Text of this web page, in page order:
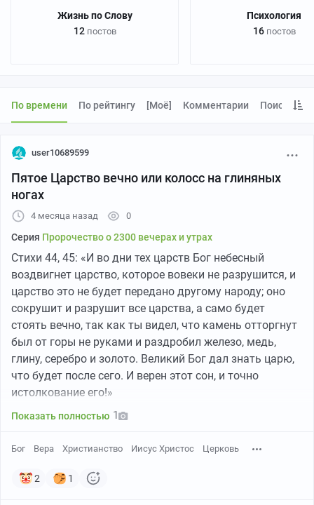
Жизнь по Слову
12постов
Психология
16постов
По времени По рейтингу [моё] Комментарии Поиск
user10689599
Пятое Царство вечно или колосс на глиняных
ногах
4 месяца назад 0
Серия Пророчество о 2300 вечерах и утрах
Стихи 44, 45: «И во дни тех царств Бог небесный
воздвигнет царство, которое вовеки не разрушится, и
царство это не будет передано другому народу; оно
сокрушит и разрушит все царства, а само будет
стоять вечно, так как ты видел, что камень отторгнут
был от горы не руками и раздробил железо, медь,
глину, серебро и золото. Великий Бог дал знать царю,
что будет после сего. И верен этот сон, и точно
истолкование его!»
Показать полностью 1
Бог Вера Христианство Иисус Христос Церковь
2 1